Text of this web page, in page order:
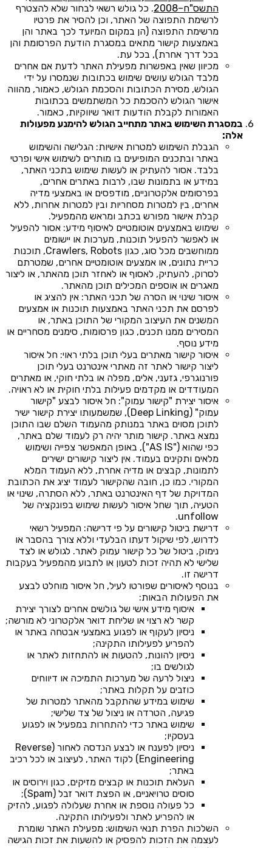
התשס"ח–2008
. כל גולש רשאי לבחור שלא להצטרף
לרשימת התפוצה של האתר, וכן להסיר את פרטיו
מרשימת התפוצה (הן במקום המיועד לכך באתר והן
באמצעות קישור מתאים במסגרת הודעת הפרסומת והן
בכל דרך אחרת), בכל עת.
מכיוון שאין באפשרות מפעילת האתר לדעת אם אחרים
מלבד הגולש עושים שימוש בכתובות שנמסרו על ידי
הגולש, מסירת הכתובות והסכמת הגולש, כאמור, מהווה
אישור הגולש להסכמת כל המשתמשים בכתובות
האמורות לקבלת הודעות דואר שיווקיות, כאמור.
במסגרת השימוש באתר מתחייב הגולש להימנע מפעולות
אלה:
הגבלת השימוש למטרות אישיות: הגלישה והשימוש
באתר ובתכנים המופיעים בו מותרים לשימוש אישי ופרטי
בלבד. אסור להעתיק או לעשות שימוש בתכני האתר,
במידע או בתמונות שבו, לרבות באתרים אחרים,
בפרסומים אלקטרוניים, מודפסים או באמצעי מדיה
אחרים, בין למטרות מסחריות ובין למטרות אחרות, ללא
קבלת אישור מפורש בכתב ומראש מהמפעיל.
שימוש באמצעים אוטומטיים לאיסוף מידע: אסור להפעיל
או לאפשר להפעיל תוכנות, מערכות או יישומים
ממוחשבים מכל סוג, כגון Crawlers, Robots, תוכנות
כריית נתונים, או אמצעים אוטומטיים אחרים, שמטרתם
לסרוק, להעתיק, לאסוף או לאחזר תוכן מהאתר, או ליצור
מאגרים או אוספים המכילים תוכן מהאתר.
איסור שינוי או הסרה של תכני האתר: אין להציג או
לפרסם את תכני האתר באמצעות תוכנות או אמצעים
המשנים את העיצוב המקורי של התוכן באתר, או
המסירים ממנו תכנים, כגון פרסומות, סימנים מסחריים או
מידע נוסף.
איסור קישור מאתרים בעלי תוכן בלתי ראוי: חל איסור
ליצור קישור לאתר זה מאתרי אינטרנט בעלי תוכן
פורנוגרפי, גזעני, אלים, מפלה או בלתי חוקי, או מאתרים
המעודדים או מקדמים פעילות בלתי חוקית או לא ראויה.
איסור יצירת "קישור עמוק": חל איסור לבצע "קישור
עמוק" (Deep Linking), שמשמעותו יצירת קישור ישיר
לתוכן מסוים באתר במנותק מהעמוד השלם שבו התוכן
נמצא באתר. קישור מותר יהיה רק לעמוד שלם באתר,
כפי שהוא ("AS IS"), באופן המאפשר צפייה ושימוש
מלאים ותקינים בעמוד. אין ליצור קישורים ישירים
לתמונות, קבצים או מדיה אחרת, ללא העמוד המלא
המקורי. כמו כן, חובה שהקישור לעמוד יציג את הכתובת
המדויקת של דף האינטרנט באתר, ללא הסתרה, שינוי או
הטעיה, תוך שחל איסור לעשות שימוש בפונקציה של
unfollow.
דרישת ביטול קישורים על פי דרישה: המפעיל רשאי
לדרוש, לפי שיקול דעתו הבלעדי וללא צורך בהסבר או
נימוק, ביטול של כל קישור עמוק לאתר. לגולש או לצד
שלישי לא תהיה זכות לטעון או לתבוע מהמפעיל בעקבות
דרישה זו.
בנוסף לאיסורים שפורטו לעיל, חל איסור מוחלט לבצע
את הפעולות הבאות:
איסוף מידע אישי של גולשים אחרים לצורך יצירת
קשר לא רצוי או שליחת דואר אלקטרוני לא מורשה;
ניסיון לעקוף או לפגוע באמצעי אבטחה באתר או
להפריע לפעילותו התקינה;
ניסיון להונות, להטעות או להתחזות לאתר או
לגולשים בו;
ניצול לרעה של מערכות התמיכה או דיווחים
כוזבים על תקלות באתר;
שימוש במידע שהתקבל מהאתר למטרות של
פגיעה, הטרדה או ניצול של צד שלישי;
שימוש באתר כדי להתחרות במפעיל או לפגוע
בעסקיו;
ניסיון לפענח או לבצע הנדסה לאחור (Reverse
Engineering) לקוד האתר, לעיצוב או לכל רכיב
באתר;
העלאת תוכנות או קבצים מזיקים, כגון וירוסים או
סוסים טרויאניים, או הפצת דואר זבל (Spam);
כל פעולה נוספת או אחרת שעלולה לפגוע, להזיק
או להפריע לאתר ולפעילותו התקינה.
השלכות הפרת תנאי השימוש: מפעילת האתר שומרת
לעצמה את הזכות להפסיק או להשעות את זכות הגישה